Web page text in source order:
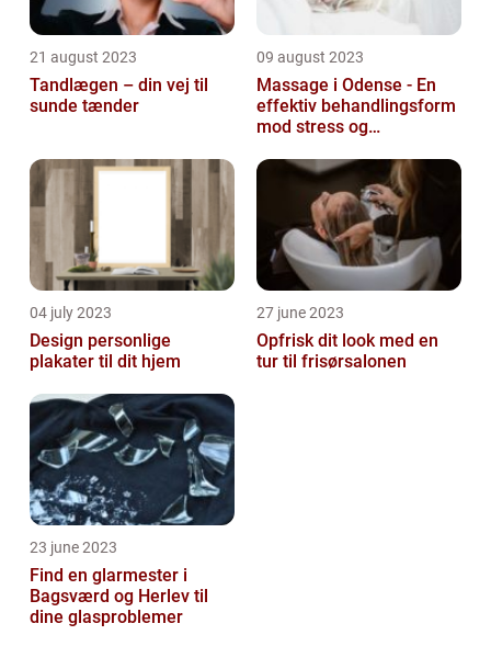
21 august 2023
Tandlægen – din vej til
sunde tænder
09 august 2023
Massage i Odense - En
effektiv behandlingsform
mod stress og
04 july 2023
Design personlige
plakater til dit hjem
27 june 2023
Opfrisk dit look med en
tur til frisørsalonen
23 june 2023
Find en glarmester i
Bagsværd og Herlev til
dine glasproblemer